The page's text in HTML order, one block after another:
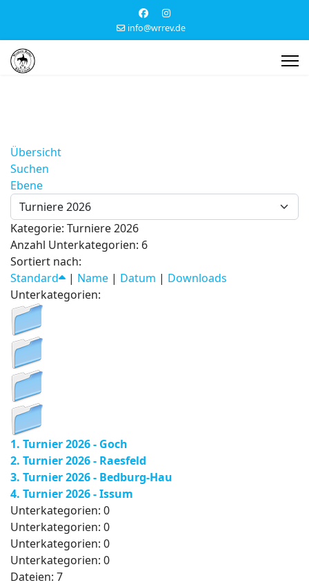
info@wrrev.de
Übersicht
Suchen
Ebene
Kategorie: Turniere 2026
Anzahl Unterkategorien: 6
Sortiert nach:
Standard
| Name | Datum | Downloads
Unterkategorien:
1. Turnier 2026 - Goch
2. Turnier 2026 - Raesfeld
3. Turnier 2026 - Bedburg-Hau
4. Turnier 2026 - Issum
Unterkategorien: 0
Unterkategorien: 0
Unterkategorien: 0
Unterkategorien: 0
Dateien: 7